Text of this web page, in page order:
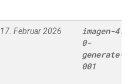
17. Februar 2026 imagen-4.
0-
generate-
001